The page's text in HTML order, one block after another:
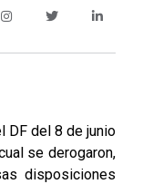
DF del 8 de junio
se derogaron,
disposiciones